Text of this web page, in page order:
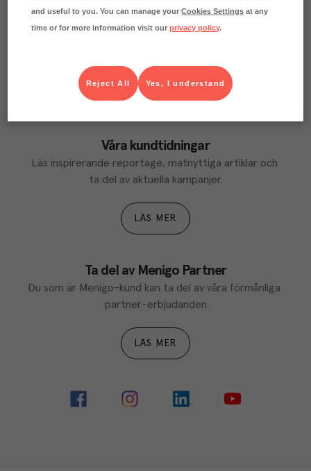
Våra kundtidningar
Läs inspirerande reportage, matnyttiga artiklar och
ta del av aktuella kampanjer.
LÄS MER
Ta del av Menigo Partner
Du som är Menigo-kund kan ta del av våra förmånliga
partner-erbjudanden
LÄS MER
and useful to you. You can manage yourCookies Settings at any
time or for more information visit ourprivacy policy.
Yes, I understand
Reject All